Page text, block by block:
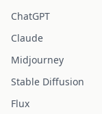
ChatGPT
Claude
Midjourney
Stable Diffusion
Flux